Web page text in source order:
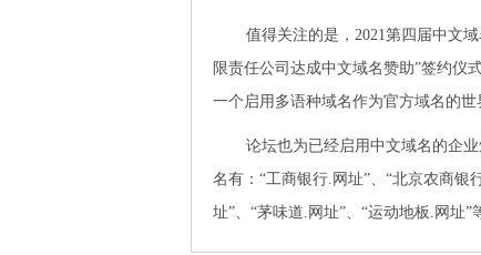
值得关注的是，2021第四届中文
限责任公司达成中文域名赞助”签约仪
一个启用多语种域名作为官方域名的世
论坛也为已经启用中文域名的企
名有：“工商银行.网址”、“北京农商银
址”、“茅味道.网址”、“运动地板.网址”